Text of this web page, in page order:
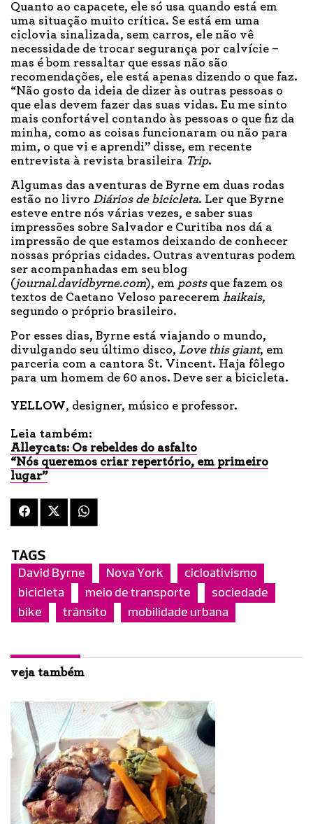
Quanto ao capacete, ele só usa quando está em
uma situação muito crítica. Se está em uma
ciclovia sinalizada, sem carros, ele não vê
necessidade de trocar segurança por calvície –
mas é bom ressaltar que essas não são
recomendações, ele está apenas dizendo o que faz.
“Não gosto da ideia de dizer às outras pessoas o
que elas devem fazer das suas vidas. Eu me sinto
mais confortável contando às pessoas o que fiz da
minha, como as coisas funcionaram ou não para
mim, o que vi e aprendi” disse, em recente
entrevista à revista brasileira Trip.
Algumas das aventuras de Byrne em duas rodas
estão no livro Diários de bicicleta. Ler que Byrne
esteve entre nós várias vezes, e saber suas
impressões sobre Salvador e Curitiba nos dá a
impressão de que estamos deixando de conhecer
nossas próprias cidades. Outras aventuras podem
ser acompanhadas em seu blog
(journal.davidbyrne.com), em postsque fazem os
textos de Caetano Veloso parecerem haikais,
segundo o próprio brasileiro.
Por esses dias, Byrne está viajando o mundo,
divulgando seu último disco, Love this giant, em
parceria com a cantora St. Vincent. Haja fôlego
para um homem de 60 anos. Deve ser a bicicleta.
YELLOW, designer, músico e professor.
Leia também:
Alleycats: Os rebeldes do asfalto
“Nós queremos criar repertório, em primeiro
lugar”
TAGS
David Byrne Nova York
cicloativismo
bicicleta
meio de transporte
sociedade
bike
trânsito mobilidade urbana
veja também